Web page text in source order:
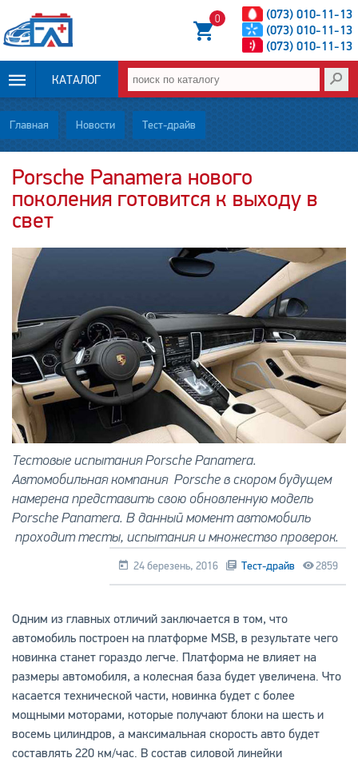
(073) 010-11-13
(073) 010-11-13
(073) 010-11-13
0
КАТАЛОГ
ОПЛАТА И
ДОСТАВКА
НОВОСТИ
О НАС
КОНТАКТЫ
Главная Новости Тест-драйв
Porsche Panamera нового
поколения готовится к выходу в
свет
Тестовые испытания Porsche Panamera.
Автомобильная компания Porsche в скором будущем
намерена представить свою обновленную модель
Porsche Panamera. В данный момент автомобиль
проходит тесты, испытания и множество проверок.
24 березень, 2016 Тест-драйв 2859
Одним из главных отличий заключается в том, что
автомобиль построен на платформе MSB, в результате чего
новинка станет гораздо легче. Платформа не влияет на
размеры автомобиля, а колесная база будет увеличена. Что
касается технической части, новинка будет с более
мощными моторами, которые получают блоки на шесть и
восемь цилиндров, а максимальная скорость авто будет
составлять 220 км/час. В состав силовой линейки